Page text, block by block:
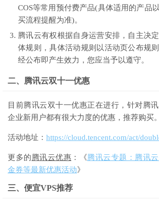
COS等常用预付费产品(具体适用的产品
买流程提醒为准)。
腾讯云有权根据自身运营安排，自主决
体规则，具体活动规则以活动页公布规
经公布即产生效力，您应当予以遵守。
二、腾讯云双十一优惠
目前腾讯云双十一优惠正在进行，针对腾
企业新用户都有很大力度的优惠，推荐购买。
活动地址： https://cloud.tencent.com/act/
更多的 腾讯云优惠 ：《腾讯云专题：腾讯
金券等最新优惠活动》
三、便宜VPS推荐